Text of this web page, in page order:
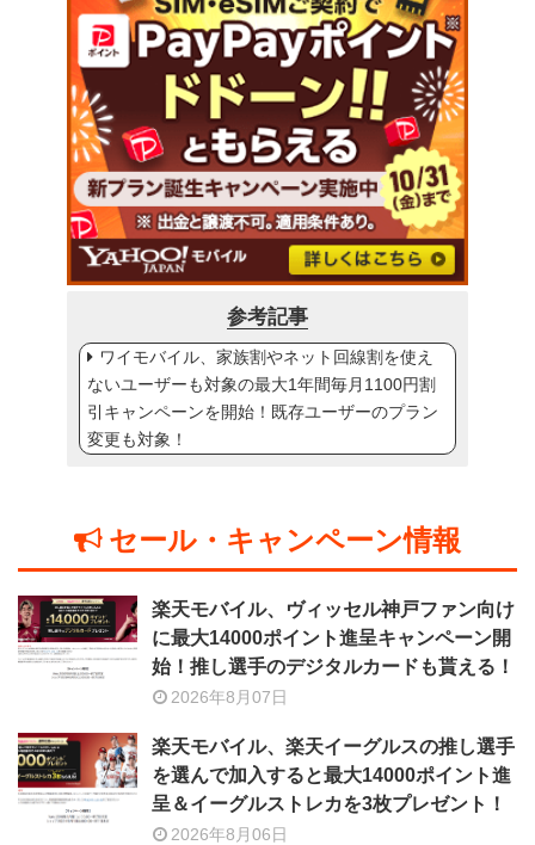
参考記事
ワイモバイル、家族割やネット回線割を使え
ないユーザーも対象の最大1年間毎月1100円割
引キャンペーンを開始！既存ユーザーのプラン
変更も対象！
セール・キャンペーン情報
楽天モバイル、ヴィッセル神戸ファン向け
に最大14000ポイント進呈キャンペーン開
始！推し選手のデジタルカードも貰える！
2026年8月07日
楽天モバイル、楽天イーグルスの推し選手
を選んで加入すると最大14000ポイント進
呈＆イーグルストレカを3枚プレゼント！
2026年8月06日